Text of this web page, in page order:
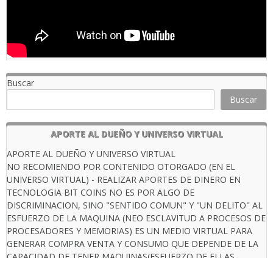
Buscar
Buscar
APORTE AL DUEÑO Y UNIVERSO VIRTUAL
APORTE AL DUEÑO Y UNIVERSO VIRTUAL
NO RECOMIENDO POR CONTENIDO OTORGADO (EN EL
UNIVERSO VIRTUAL) - REALIZAR APORTES DE DINERO EN
TECNOLOGIA BIT COINS NO ES POR ALGO DE
DISCRIMINACION, SINO "SENTIDO COMUN" Y "UN DELITO" AL
ESFUERZO DE LA MAQUINA (NEO ESCLAVITUD A PROCESOS DE
PROCESADORES Y MEMORIAS) ES UN MEDIO VIRTUAL PARA
GENERAR COMPRA VENTA Y CONSUMO QUE DEPENDE DE LA